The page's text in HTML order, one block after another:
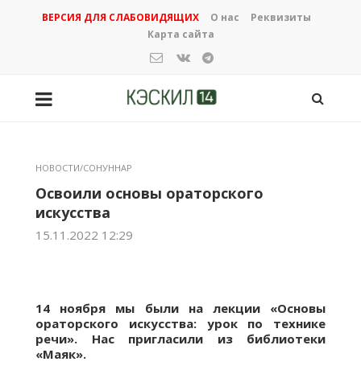
ВЕРСИЯ ДЛЯ СЛАБОВИДЯЩИХ О нас
Реквизиты
Карта сайта
НОВОСТИ/СОНУННАР
Освоили основы ораторского
искусства
15.11.2022 12:29
14 ноября мы были на лекции «Основы
ораторского искусства: урок по технике
речи». Нас пригласили из библиотеки
«Маяк».